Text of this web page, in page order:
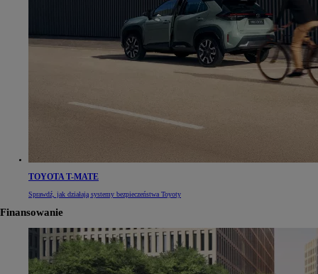
TOYOTA T-MATE
Sprawdź, jak działają systemy bezpieczeństwa Toyoty
Finansowanie